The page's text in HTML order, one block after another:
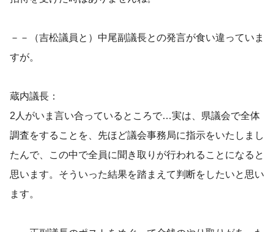
－－（吉松議員と）中尾副議長との発言が食い違っていま
すが。
蔵内議長：
2人がいま言い合っているところで…実は、県議会で全体
調査をすることを、先ほど議会事務局に指示をいたしまし
たんで、この中で全員に聞き取りが行われることになると
思います。そういった結果を踏まえて判断をしたいと思い
ます。